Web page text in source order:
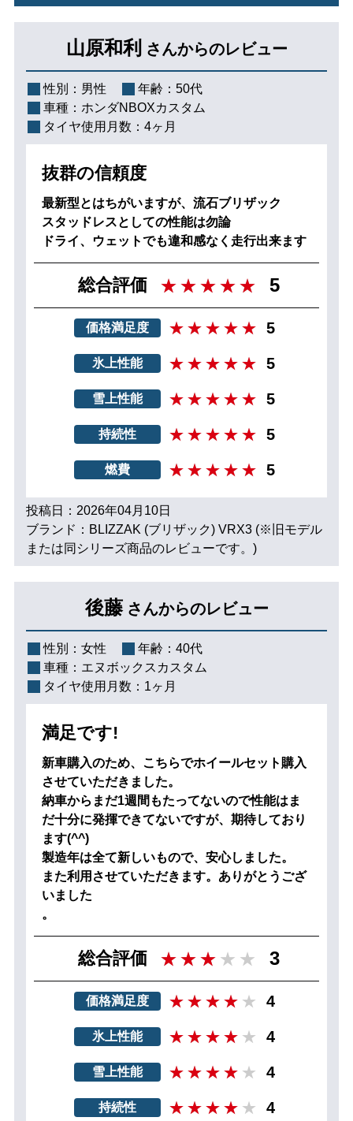
山原和利 さんからのレビュー
性別： 男性 年齢： 50代
車種： ホンダNBOXカスタム
タイヤ使用月数： 4ヶ月
抜群の信頼度
最新型とはちがいますが、流石ブリザック
スタッドレスとしての性能は勿論
ドライ、ウェットでも違和感なく走行出来ます
総合評価 5
価格満足度 5
氷上性能 5
雪上性能 5
持続性 5
燃費 5
投稿日：2026年04月10日
ブランド：BLIZZAK (ブリザック) VRX3 (※旧モデル
または同シリーズ商品のレビューです。)
後藤 さんからのレビュー
性別： 女性 年齢： 40代
車種： エヌボックスカスタム
タイヤ使用月数： 1ヶ月
満足です!
新車購入のため、こちらでホイールセット購入
させていただきました。
納車からまだ1週間もたってないので性能はま
だ十分に発揮できてないですが、期待しており
ます(^^)
製造年は全て新しいもので、安心しました。
また利用させていただきます。ありがとうござ
いました
。
総合評価 3
価格満足度 4
氷上性能 4
雪上性能 4
持続性 4